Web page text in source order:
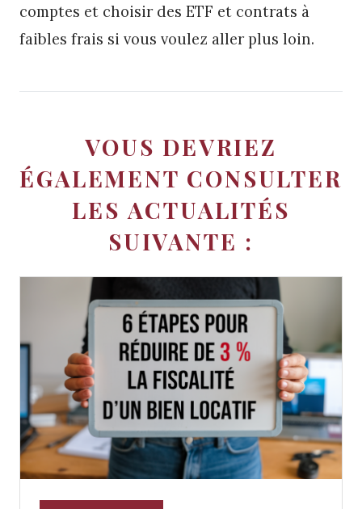
comptes et choisir des ETF et contrats à
faibles frais si vous voulez aller plus loin.
VOUS DEVRIEZ
ÉGALEMENT CONSULTER
LES ACTUALITÉS
SUIVANTE :